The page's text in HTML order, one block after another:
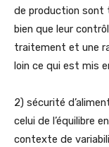
de production sont
bien que leur
traitement et une
loin ce qui est mis
2) sécurité
celui de l’équilibre
contexte de